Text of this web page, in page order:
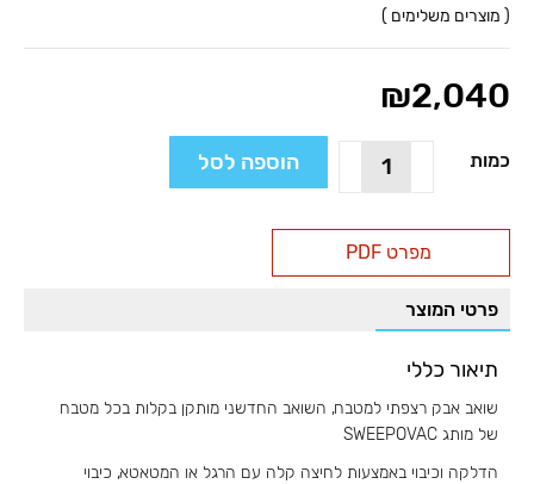
( מוצרים משלימים )
₪2,040
כמות
אבק
רצפתי
לצוקל
מטבח
הוספה לסל
פרטי המוצר
תיאור כללי
שואב אבק רצפתי למטבח, השואב החדשני מותקן בקלות בכל מטבח
של מותג SWEEPOVAC
הדלקה וכיבוי באמצעות לחיצה קלה עם הרגל או המטאטא, כיבוי
מפרט PDF